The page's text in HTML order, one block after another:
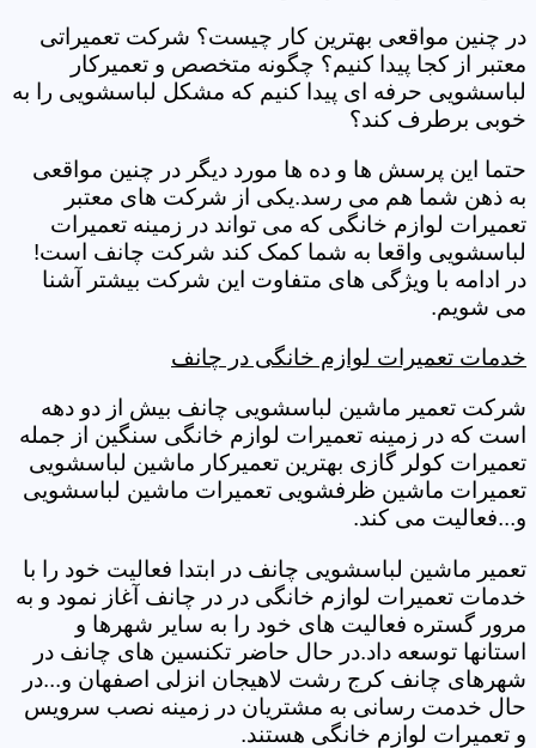
در چنین مواقعی بهترین کار چیست؟ شرکت تعمیراتی
معتبر از کجا پیدا کنیم؟ چگونه متخصص و تعمیرکار
لباسشویی حرفه ای پیدا کنیم که مشکل لباسشویی را به
خوبی برطرف کند؟
حتما این پرسش ها و ده ها مورد دیگر در چنین مواقعی
به ذهن شما هم می رسد.یکی از شرکت های معتبر
تعمیرات لوازم خانگی که می تواند در زمینه تعمیرات
لباسشویی واقعا به شما کمک کند شرکت چانف است!
در ادامه با ویژگی های متفاوت این شرکت بیشتر آشنا
می شویم.
خدمات تعمیرات لوازم خانگی در چانف
شرکت تعمیر ماشین لباسشویی چانف بیش از دو دهه
است که در زمینه تعمیرات لوازم خانگی سنگین از جمله
تعمیرات کولر گازی بهترین تعمیرکار ماشین لباسشویی
تعمیرات ماشین ظرفشویی تعمیرات ماشین لباسشویی
و...فعالیت می کند.
تعمیر ماشین لباسشویی چانف در ابتدا فعالیت خود را با
خدمات تعمیرات لوازم خانگی در در چانف آغاز نمود و به
مرور گستره فعالیت های خود را به سایر شهرها و
استانها توسعه داد.در حال حاضر تکنسین های چانف در
شهرهای چانف کرج رشت لاهیجان انزلی اصفهان و...در
حال خدمت رسانی به مشتریان در زمینه نصب سرویس
و تعمیرات لوازم خانگی هستند.